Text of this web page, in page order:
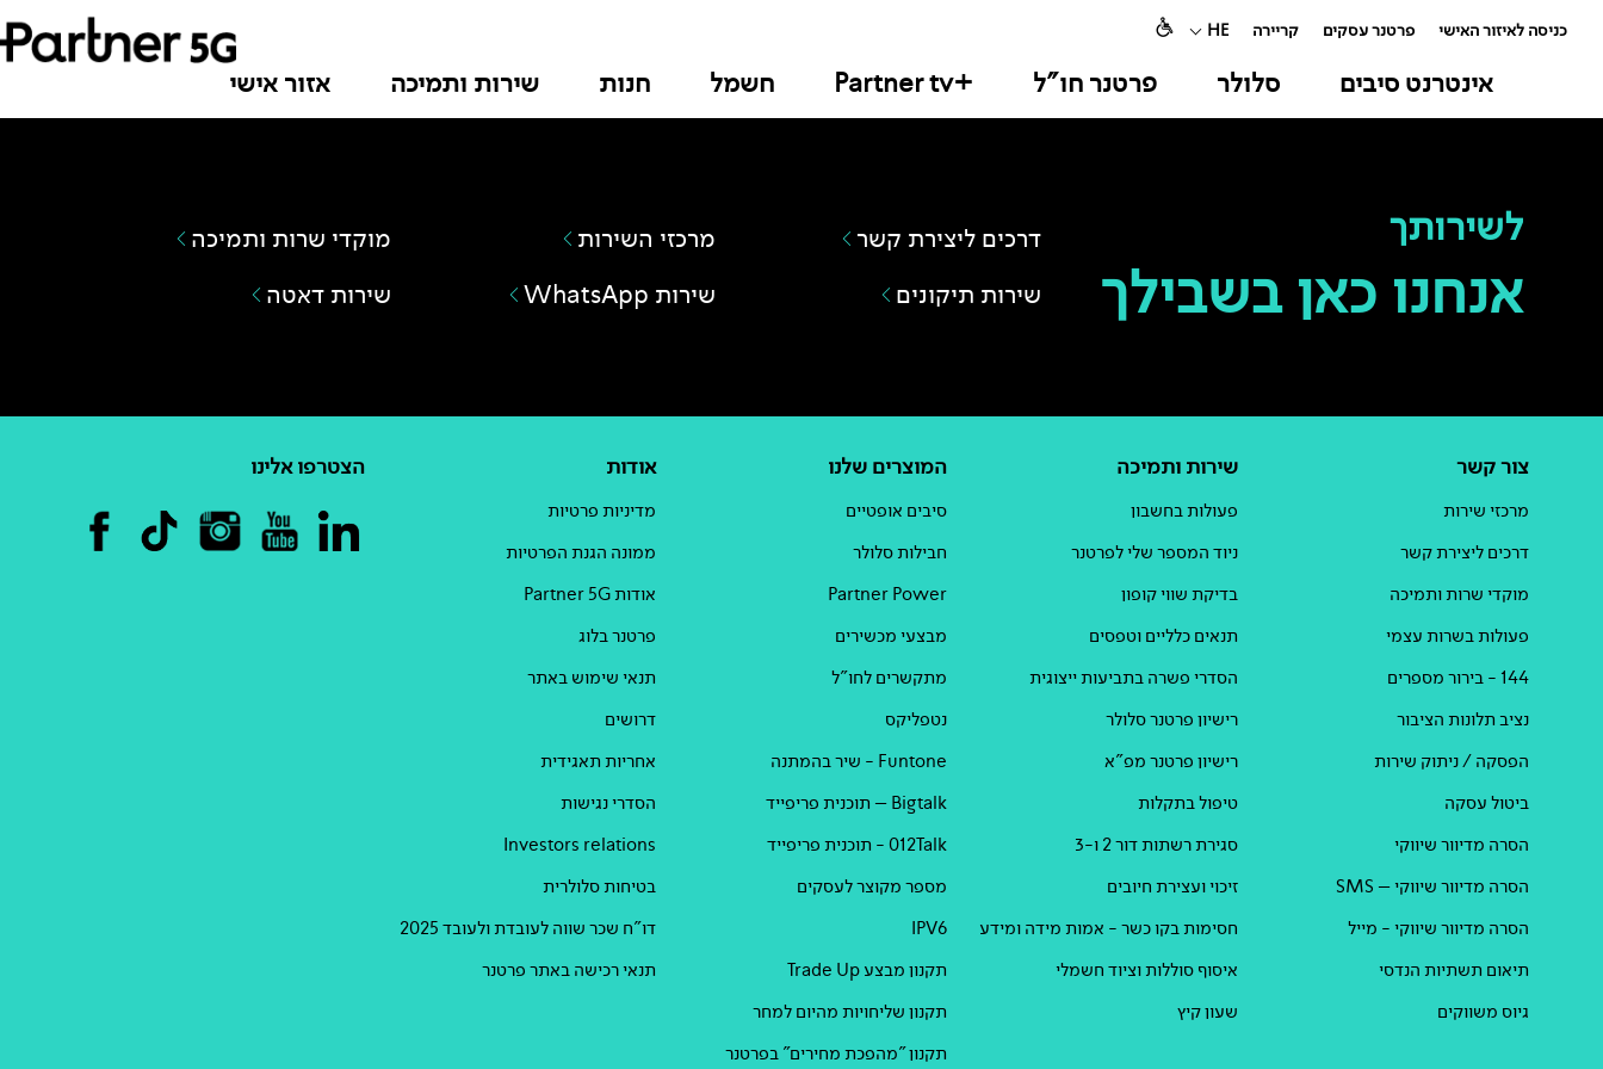
כניסה לאיזור האישי פרטנר עסקים קריירה HE
אינטרנט סיבים סלולר פרטנר חו"ל +Partner tv חשמל חנות שירות ותמיכה אזור אישי
לשירותך
אנחנו כאן בשבילך
דרכים ליצירת קשר מרכזי השירות
מוקדי שרות ותמיכה
שירות תיקונים
שירות WhatsApp שירות דאטה
צור קשר
מרכזי שירות
דרכים ליצירת קשר
מוקדי שרות ותמיכה
פעולות בשרות עצמי
144 - בירור מספרים
נציב תלונות הציבור
הפסקה / ניתוק שירות
ביטול עסקה
הסרה מדיוור שיווקי
הסרה מדיוור שיווקי – SMS
הסרה מדיוור שיווקי - מייל
תיאום תשתיות הנדסי
גיוס משווקים
שירות ותמיכה
פעולות בחשבון
ניוד המספר שלי לפרטנר
בדיקת שווי קופון
תנאים כלליים וטפסים
הסדרי פשרה בתביעות ייצוגית
רישיון פרטנר סלולר
רישיון פרטנר מפ"א
טיפול בתקלות
סגירת רשתות דור 2 ו-3
זיכוי ועצירת חיובים
חסימות בקו כשר - אמות מידה ומידע
איסוף סוללות וציוד חשמלי
שעון קיץ
המוצרים שלנו
סיבים אופטיים
חבילות סלולר
Partner Power
מבצעי מכשירים
מתקשרים לחו"ל
נטפליקס
Funtone - שיר בהמתנה
Bigtalk – תוכנית פריפייד
012Talk - תוכנית פריפייד
מספר מקוצר לעסקים
IPV6
תקנון מבצע Trade Up
תקנון שליחויות מהיום למחר
תקנון "מהפכת מחירים" בפרטנר
אודות
מדיניות פרטיות
ממונה הגנת הפרטיות
אודות Partner 5G
פרטנר בלוג
תנאי שימוש באתר
דרושים
אחריות תאגידית
הסדרי נגישות
Investors relations
בטיחות סלולרית
דו"ח שכר שווה לעובדת ולעובד 2025
תנאי רכישה באתר פרטנר
הצטרפו אלינו